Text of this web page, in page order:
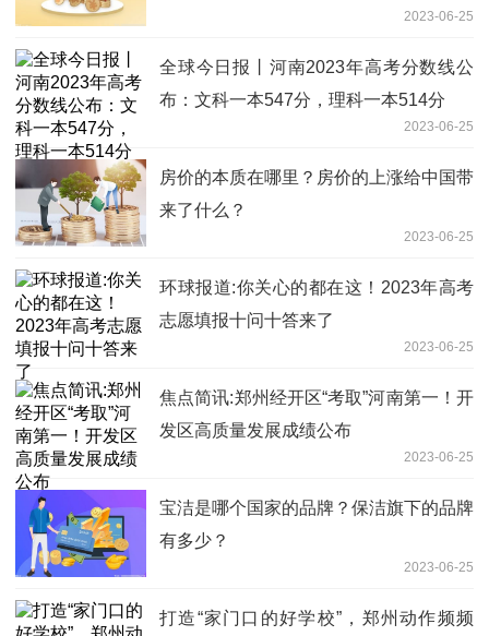
2023-06-25
全球今日报丨河南2023年高考分数线公
布：文科一本547分，理科一本514分
2023-06-25
房价的本质在哪里？房价的上涨给中国带
来了什么？
2023-06-25
环球报道:你关心的都在这！2023年高考
志愿填报十问十答来了
2023-06-25
焦点简讯:郑州经开区“考取”河南第一！开
发区高质量发展成绩公布
2023-06-25
宝洁是哪个国家的品牌？保洁旗下的品牌
有多少？
2023-06-25
打造“家门口的好学校”，郑州动作频频